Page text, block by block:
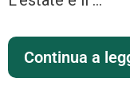
Continua a